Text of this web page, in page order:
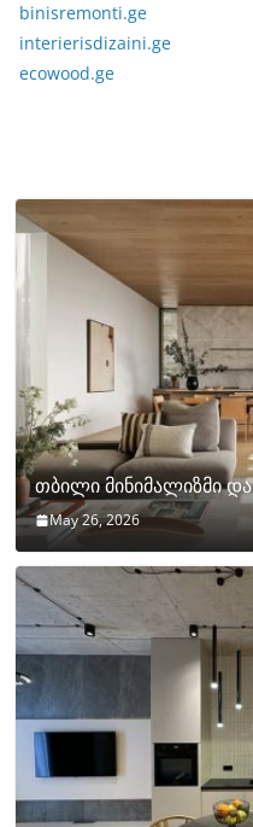
binisremonti.ge
interierisdizaini.ge
ecowood.ge
თბილი მინიმალიზმი
May 26, 2026